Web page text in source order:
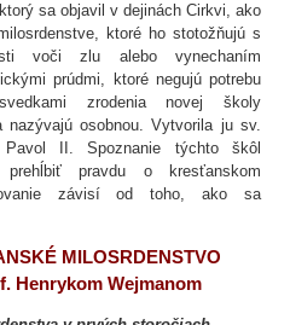
sa objavil v dejinách Cirkvi, ako
ktoré ho stotožňujú s
voči zlu alebo vynechaním
prúdmi, ktoré negujú potrebu
zrodenia novej školy
nazývajú osobnou. Vytvorila ju sv.
II. Spoznanie týchto škôl
pravdu o kresťanskom
závisí od toho, ako sa
MILOSRDENSTVO
Henrykom Wejmanom